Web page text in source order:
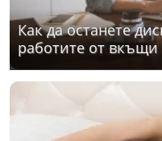
Как да останете
работите от вкъщи